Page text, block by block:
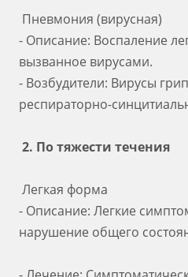
Пневмония (вирусная)
- Описание: Воспаление
вызванное вирусами.
- Возбудители: Вирусы
респираторно-
2. По тяжести течения
Легкая форма
- Описание: Легкие
нарушение общего